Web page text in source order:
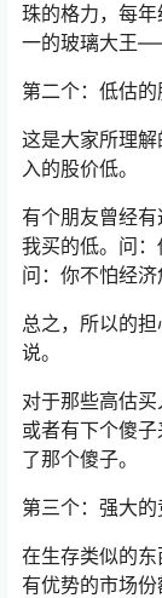
珠的格力，每
一的玻璃大王
第二个：低估
这是大家所理
入的股价低。
有个朋友曾经有
我买的低。问：
问：你不怕经济
总之，所以的
说。
对于那些高估买
或者有下个傻
了那个傻子。
第三个：强大
在生存类似的东
有优势的市场